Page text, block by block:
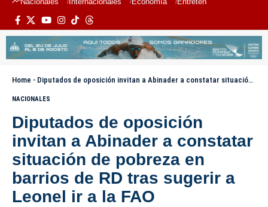
Home - Diputados de oposición invitan a Abinader a constatar situación de pobreza en barrios de RD tras sugerir a Leonel ir a la FAO
NACIONALES
Diputados de oposición
invitan a Abinader a constatar
situación de pobreza en
barrios de RD tras sugerir a
Leonel ir a la FAO